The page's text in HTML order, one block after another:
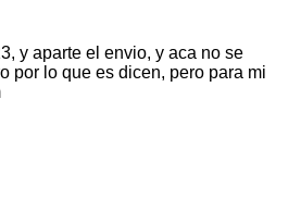
y aparte el envio, y aca no se
por lo que es dicen, pero para mi